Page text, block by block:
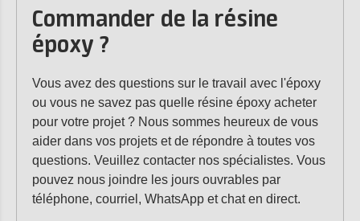
Commander de la résine
époxy ?
Vous avez des questions sur le travail avec l'époxy
ou vous ne savez pas quelle résine époxy acheter
pour votre projet ? Nous sommes heureux de vous
aider dans vos projets et de répondre à toutes vos
questions. Veuillez contacter nos spécialistes. Vous
pouvez nous joindre les jours ouvrables par
téléphone, courriel, WhatsApp et chat en direct.